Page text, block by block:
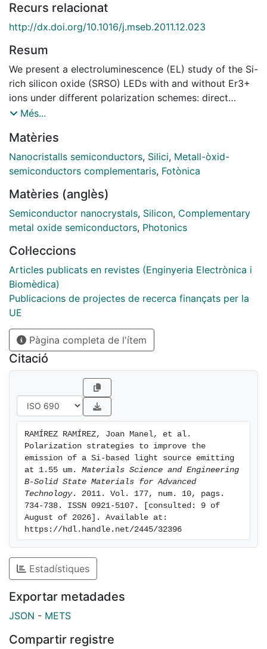
Recurs relacionat
http://dx.doi.org/10.1016/j.mseb.2011.12.023
Resum
We present a electroluminescence (EL) study of the Si-
rich silicon oxide (SRSO) LEDs with and without Er3+
ions under different polarization schemes: direct
current (DC) and pulsed voltage (PV). The power
limitations are presented. We show that under PV
polarization scheme, the devices achieve one order of
magnitude superior performance in comparison with
this enhancement is met only for active layers in which
annealing temperature is high enough (>1000 ◦C) for
silicon nanocrystal (Si-nc) formation. Modeling of the
excitation cross-sections for both Si-nc and Er3+ ions
have been extracted.
Més...
Matèries
Nanocristalls semiconductors, Silici, Metall-òxid-
semiconductors complementaris, Fotònica
Matèries (anglès)
Semiconductor nanocrystals, Silicon, Complementary
metal oxide semiconductors, Photonics
Col·leccions
Articles publicats en revistes (Enginyeria Electrònica i
Biomèdica)
Publicacions de projectes de recerca finançats per la
UE
Pàgina completa de l'ítem
Citació
RAMÍREZ RAMÍREZ, Joan Manel, et al.
Polarization strategies to improve the
emission of a Si-based light source emitting
at 1.55 um. Materials Science and Engineering
B-Solid State Materials for Advanced
Technology. 2011. Vol. 177, num. 10, pags.
734-738. ISSN 0921-5107. [consulted: 9 of
August of 2026]. Available at:
https://hdl.handle.net/2445/32396
Estadístiques
Exportar metadades
JSON - METS
Compartir registre